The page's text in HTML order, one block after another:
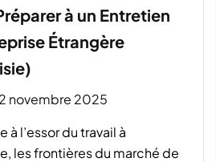
à un Entretien
Étrangère
novembre 2025
l’essor du travail à
les frontières du marché de